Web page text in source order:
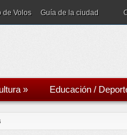
de Volos Guía de la ciudad
» Educación /